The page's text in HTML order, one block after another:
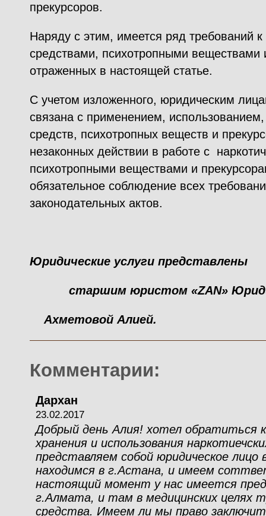
прекурсоров.
Наряду с этим, имеется ряд требований к
средствами, психотропными веществами
отраженных в настоящей статье.
С учетом изложенного, юридическим
связана с применением,
средств, психотропных веществ и
незаконных действии в работе с
психотропными веществами и
обязательное соблюдение всех
законодательных актов.
Юридические услуги представлены
старшим юристом «ZAN»
Ахметовой Алией.
Комментарии:
Дархан
23.02.2017
Добрый день Алия! хотел обратиться
хранения и использования
представляем собой юридическое лицо
находимся в г.Астана, и имеем
настоящий момент у нас имеется
г.Алмата, и там в медицинских целях
средства. Имеем ли мы право